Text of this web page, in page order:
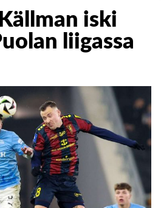
iski
liigassa